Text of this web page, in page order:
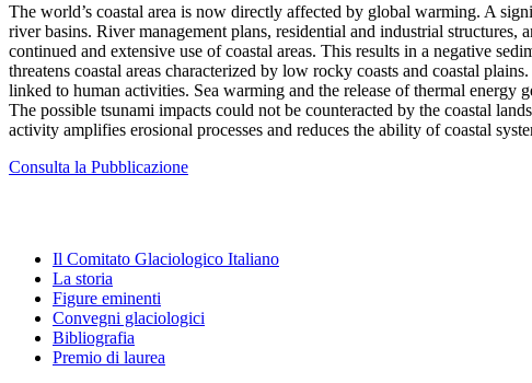
The world’s coastal area is now directly affected by global warming. A
river basins. River management plans, residential and industrial
continued and extensive use of coastal areas. This results in a negative
threatens coastal areas characterized by low rocky coasts and coastal
linked to human activities. Sea warming and the release of thermal energy
The possible tsunami impacts could not be counteracted by the coastal
activity amplifies erosional processes and reduces the ability of coastal
Consulta la Pubblicazione
Il Comitato Glaciologico Italiano
La storia
Figure eminenti
Convegni glaciologici
Bibliografia
Premio di laurea